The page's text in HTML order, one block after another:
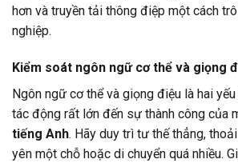
hơn và truyền tải thông điệp một cách
nghiệp.
Kiểm soát ngôn ngữ cơ thể và giọng
Ngôn ngữ cơ thể và giọng điệu là hai
tác động rất lớn đến sự thành công của
tiếng Anh. Hãy duy trì tư thế thẳng,
yên một chỗ hoặc di chuyển quá nhiều.